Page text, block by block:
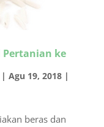
Pertanian ke
Agu 19, 2018|
beras dan